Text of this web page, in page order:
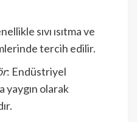
sıvı ısıtma ve
tercih edilir.
: Endüstriyel
yaygın olarak